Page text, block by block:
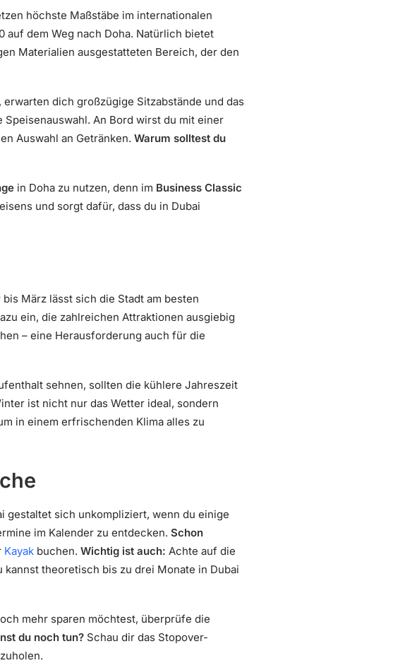
höchste Maßstäbe im internationalen
auf dem Weg nach Doha. Natürlich bietet
Materialien ausgestatteten Bereich, der den
dich großzügige Sitzabstände und das
An Bord wirst du mit einer
Auswahl an Getränken. Warum solltest du
in Doha zu nutzen, denn im Business Classic
und sorgt dafür, dass du in Dubai
März lässt sich die Stadt am besten
ein, die zahlreichen Attraktionen ausgiebig
– eine Herausforderung auch für die
sehnen, sollten die kühlere Jahreszeit
ist nicht nur das Wetter ideal, sondern
in einem erfrischenden Klima alles zu
gestaltet sich unkompliziert, wenn du einige
im Kalender zu entdecken. Schon
Kayak buchen. Wichtig ist auch: Achte auf die
theoretisch bis zu drei Monate in Dubai
mehr sparen möchtest, überprüfe die
du noch tun? Schau dir das Stopover-